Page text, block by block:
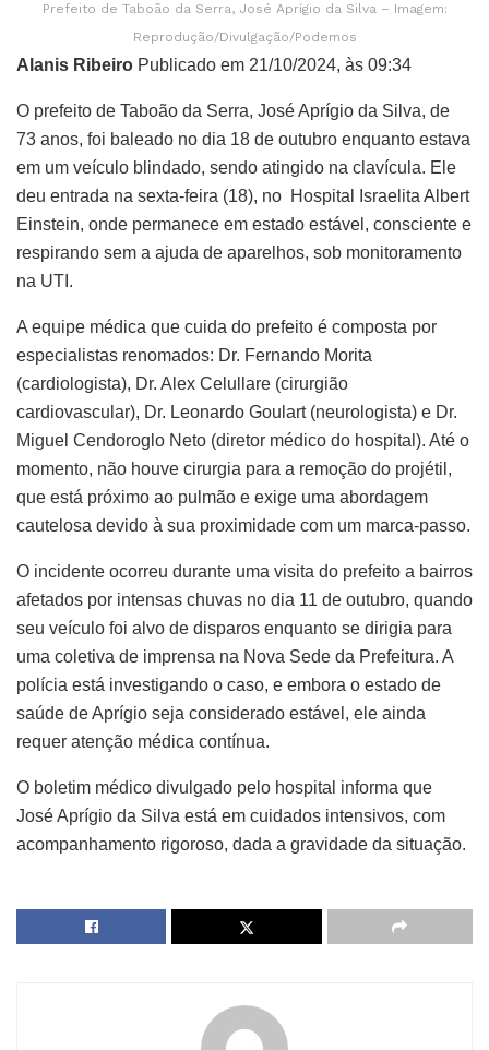
Prefeito de Taboão da Serra, José Aprígio da Silva – Imagem:
Reprodução/Divulgação/Podemos
Alanis Ribeiro Publicado em 21/10/2024, às 09:34
O prefeito de Taboão da Serra, José Aprígio da Silva, de
73 anos, foi baleado no dia 18 de outubro enquanto estava
em um veículo blindado, sendo atingido na clavícula. Ele
deu entrada na sexta-feira (18), no Hospital Israelita Albert
Einstein, onde permanece em estado estável, consciente e
respirando sem a ajuda de aparelhos, sob monitoramento
na UTI.
A equipe médica que cuida do prefeito é composta por
especialistas renomados: Dr. Fernando Morita
(cardiologista), Dr. Alex Celullare (cirurgião
cardiovascular), Dr. Leonardo Goulart (neurologista) e Dr.
Miguel Cendoroglo Neto (diretor médico do hospital). Até o
momento, não houve cirurgia para a remoção do projétil,
que está próximo ao pulmão e exige uma abordagem
cautelosa devido à sua proximidade com um marca-passo.
O incidente ocorreu durante uma visita do prefeito a bairros
afetados por intensas chuvas no dia 11 de outubro, quando
seu veículo foi alvo de disparos enquanto se dirigia para
uma coletiva de imprensa na Nova Sede da Prefeitura. A
polícia está investigando o caso, e embora o estado de
saúde de Aprígio seja considerado estável, ele ainda
requer atenção médica contínua.
O boletim médico divulgado pelo hospital informa que
José Aprígio da Silva está em cuidados intensivos, com
acompanhamento rigoroso, dada a gravidade da situação.